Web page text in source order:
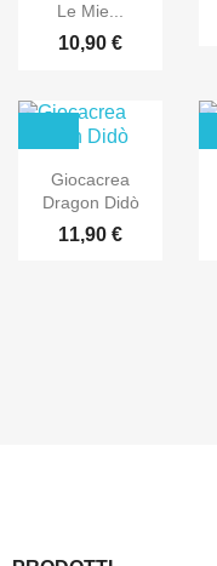
Le Mie...
10,90 €
Giocacrea
Dragon Didò
11,90 €